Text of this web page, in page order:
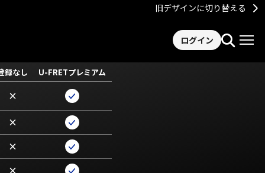
旧デザインに切り替える
ログイン
録なし U-FRETプレミアム
×
×
×
×